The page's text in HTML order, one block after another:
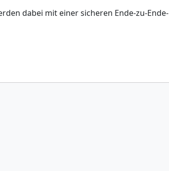
dabei mit einer sicheren Ende-zu-Ende-